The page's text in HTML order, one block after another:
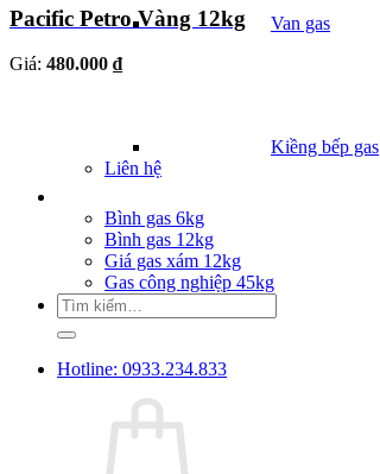
Van gas
Kiềng bếp gas
Liên hệ
Bình gas 6kg
Bình gas 12kg
Giá gas xám 12kg
Gas công nghiệp 45kg
Tìm
kiếm:
Hotline: 0933.234.833
Pacific Petro Vàng 12kg
Giá: 480.000 ₫